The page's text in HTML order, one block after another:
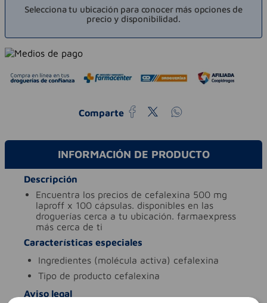
Selecciona tu ubicación para conocer más opciones de
precio y disponibilidad.
Comparte
INFORMACIÓN DE PRODUCTO
Descripción
encuentra los precios de cefalexina 500 mg
laproff x 100 cápsulas. disponibles en las
droguerías cerca a tu ubicación. farmaexpress
más cerca de ti
Características especiales
ingredientes (molécula activa) cefalexina
tipo de producto cefalexina
Aviso legal